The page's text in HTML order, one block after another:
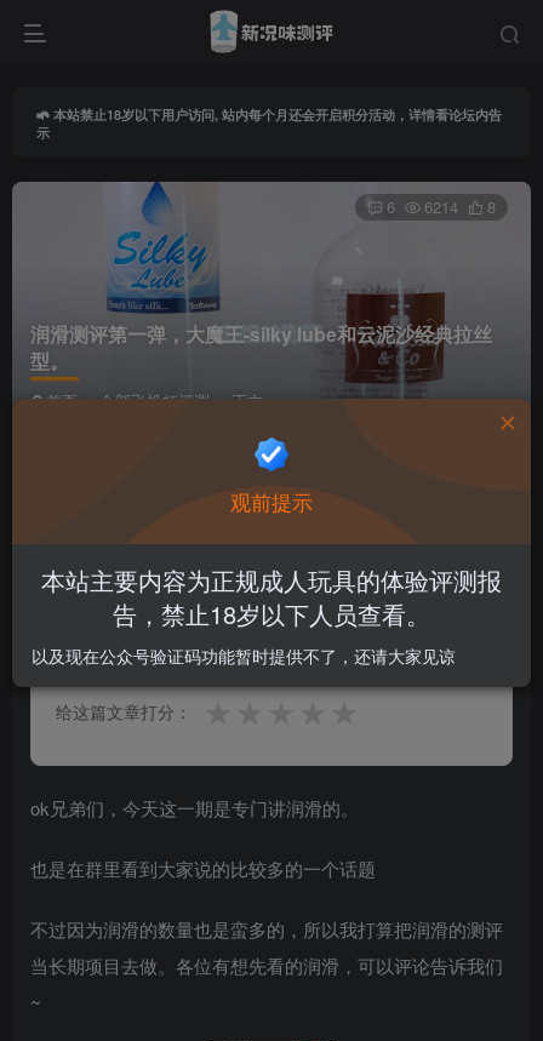
本站禁止18岁以下用户访问, 站内每个月还会开启积分活动，详情看论坛内告
示
润滑测评第一弹，大魔王-silky lube和云泥沙经典拉丝
型。
首页 全部飞机杯评测 正文
6 6214 8
★★★★★
★★★★★ 0 人参与
给这篇文章打分：
ok兄弟们，今天这一期是专门讲润滑的。
也是在群里看到大家说的比较多的一个话题
不过因为润滑的数量也是蛮多的，所以我打算把润滑的测评
当长期项目去做。各位有想先看的润滑，可以评论告诉我们
~
观前提示
本站主要内容为正规成人玩具的体验评测报
告，禁止18岁以下人员查看。
以及现在公众号验证码功能暂时提供不了，还请大家见谅